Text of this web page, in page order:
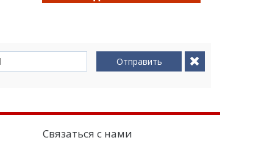
Отправить
Связаться с нами